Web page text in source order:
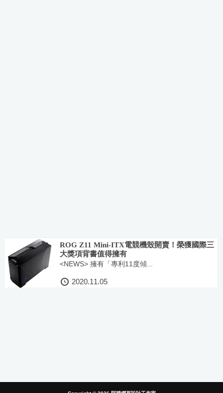
ROG Z11 Mini-ITX電競機殼開賣！榮獲國際三
大獎項背書值得擁有
<NEWS> 擁有「專利11度傾...
2020.11.05